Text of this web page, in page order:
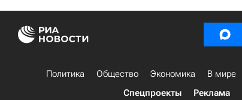
Политика Общество Экономика В мире
Спецпроекты
Реклама